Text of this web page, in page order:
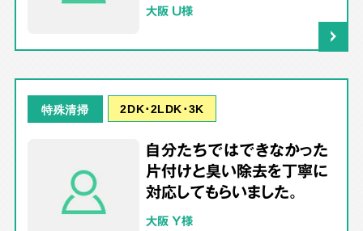
大阪 U様
特殊清掃 2DK･2LDK･3K
自分たちではできなかった
片付けと臭い除去を丁寧に
対応してもらいました。
大阪 Y様